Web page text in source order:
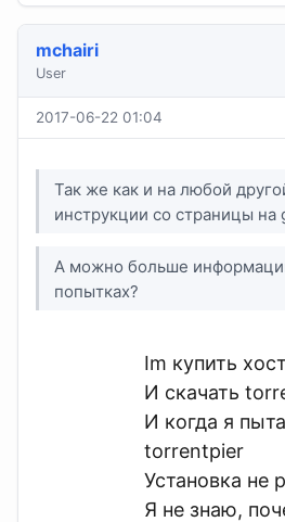
mchairi
User
2017-06-22 01:04
Так же как и на любой
инструкции со страницы на
А можно больше
попытках?
Im купить
И скачать
И когда я
torrentpier
Установка не
Я не знаю,